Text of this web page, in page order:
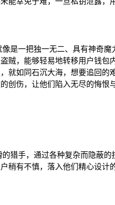
是一把独一无二、具有神奇
贼，能够轻易地转移用户钱
就如同石沉大海，想要追回
创伤，让他们陷入无尽的悔恨
猎手，通过各种复杂而隐蔽
稍有不慎，落入他们精心设计